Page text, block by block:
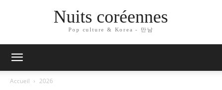
Nuits coréennes
Pop culture & Korea - 만남
Accueil 2026